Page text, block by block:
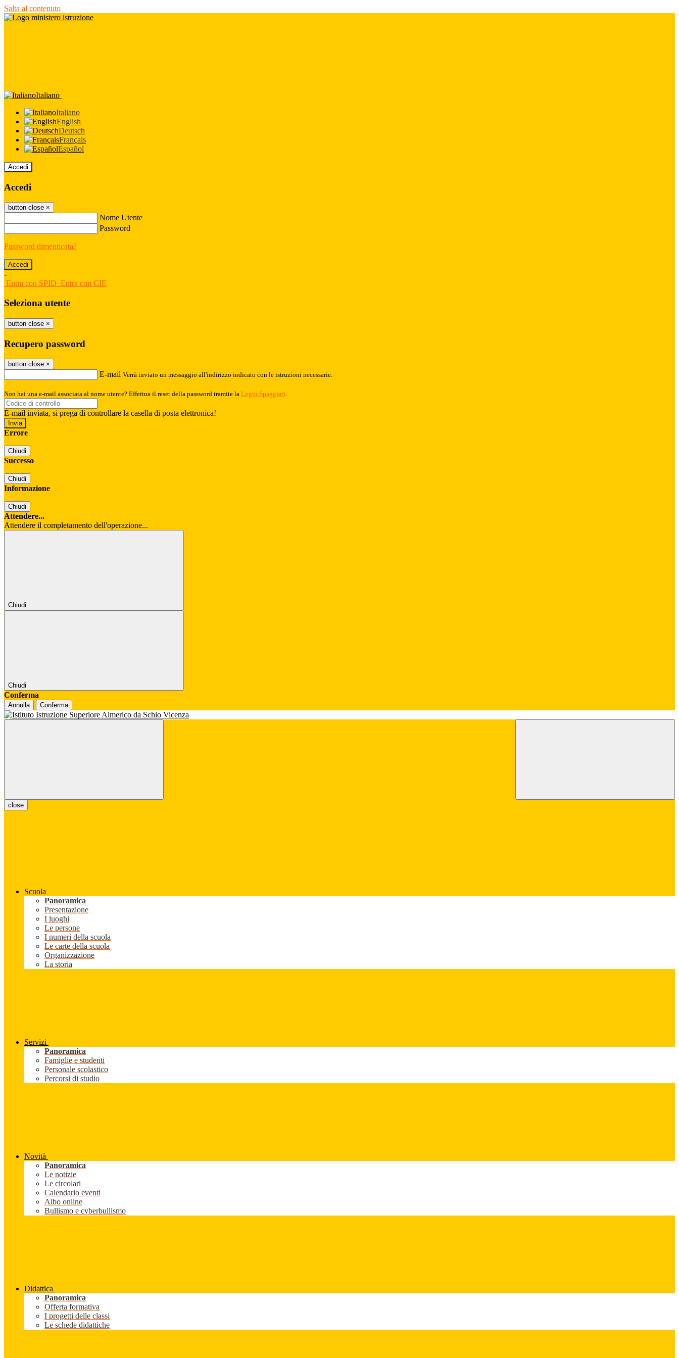
Salta al contenuto
Italiano
Italiano
English
Deutsch
Français
Español
Accedi
Accedi
button close ×
Nome Utente
Password
Password dimenticata?
-
Entra con SPID Entra con CIE
Seleziona utente
button close ×
Recupero password
button close ×
E-mail Verrà inviato un messaggio all'indirizzo indicato con le istruzioni necessarie.
Non hai una e-mail associata al nome utente? Effettua il reset della password tramite la Login Spaggiari
E-mail inviata, si prega di controllare la casella di posta elettronica!
Errore
Chiudi
Successo
Chiudi
Informazione
Chiudi
Attendere...
Attendere il completamento dell'operazione...
Chiudi
Chiudi
Conferma
Annulla Conferma
close
Scuola
Panoramica
Presentazione
I luoghi
Le persone
I numeri della scuola
Le carte della scuola
Organizzazione
La storia
Servizi
Panoramica
Famiglie e studenti
Personale scolastico
Percorsi di studio
Novità
Panoramica
Le notizie
Le circolari
Calendario eventi
Albo online
Bullismo e cyberbullismo
Didattica
Panoramica
Offerta formativa
I progetti delle classi
Le schede didattiche